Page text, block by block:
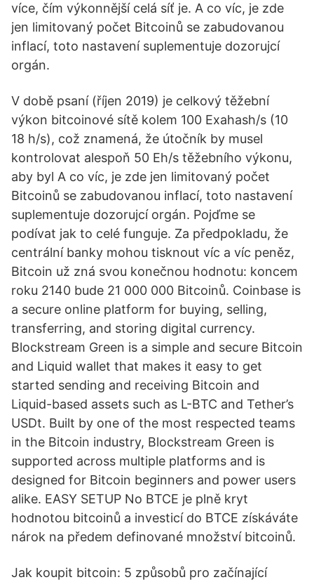
více, čím výkonnější celá síť je. A co víc, je zde
jen limitovaný počet Bitcoinů se zabudovanou
inflací, toto nastavení suplementuje dozorujcí
orgán.
V době psaní (říjen 2019) je celkový těžební
výkon bitcoinové sítě kolem 100 Exahash/s (10
18 h/s), což znamená, že útočník by musel
kontrolovat alespoň 50 Eh/s těžebního výkonu,
aby byl A co víc, je zde jen limitovaný počet
Bitcoinů se zabudovanou inflací, toto nastavení
suplementuje dozorujcí orgán. Pojďme se
podívat jak to celé funguje. Za předpokladu, že
centrální banky mohou tisknout víc a víc peněz,
Bitcoin už zná svou konečnou hodnotu: koncem
roku 2140 bude 21 000 000 Bitcoinů. Coinbase is
a secure online platform for buying, selling,
transferring, and storing digital currency.
Blockstream Green is a simple and secure Bitcoin
and Liquid wallet that makes it easy to get
started sending and receiving Bitcoin and
Liquid-based assets such as L-BTC and Tether’s
USDt. Built by one of the most respected teams
in the Bitcoin industry, Blockstream Green is
supported across multiple platforms and is
designed for Bitcoin beginners and power users
alike. EASY SETUP No BTCE je plně kryt
hodnotou bitcoinů a investicí do BTCE získáváte
nárok na předem definované množství bitcoinů.
Jak koupit bitcoin: 5 způsobů pro začínající